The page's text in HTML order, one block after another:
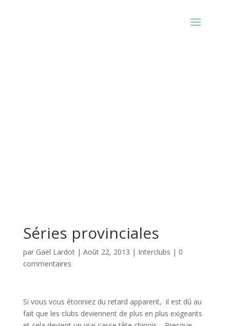
Séries provinciales
par Gaël Lardot| Août 22, 2013 | Interclubs | 0
commentaires
Si vous vous étonniez du retard apparent, il est dû au
fait que les clubs deviennent de plus en plus exigeants